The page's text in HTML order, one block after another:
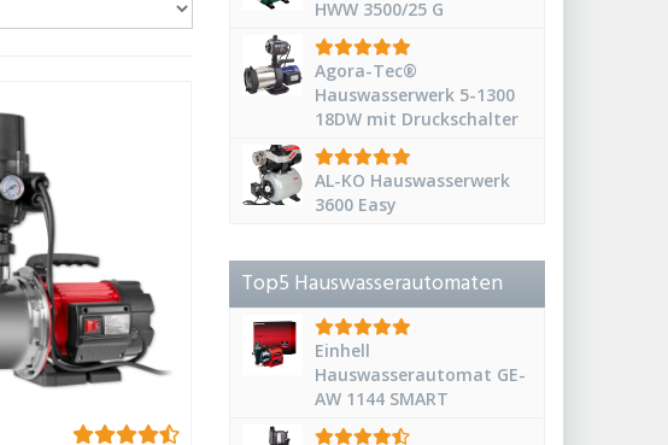
HWW 3500/25 G
Agora-Tec®
Hauswasserwerk 5-1300
18DW mit Druckschalter
AL-KO Hauswasserwerk
3600 Easy
Top5 Hauswasserautomaten
Einhell
Hauswasserautomat GE-
AW 1144 SMART